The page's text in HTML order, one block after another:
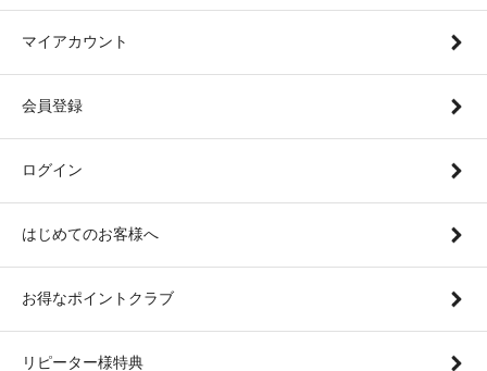
マイアカウント
会員登録
ログイン
はじめてのお客様へ
お得なポイントクラブ
リピーター様特典